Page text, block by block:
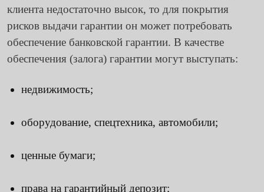
клиента недостаточно высок, то для покрытия
рисков выдачи гарантии он может потребовать
обеспечение банковской гарантии. В качестве
обеспечения (залога) гарантии могут выступать:
недвижимость;
оборудование, спецтехника, автомобили;
ценные бумаги;
права на гарантийный депозит;